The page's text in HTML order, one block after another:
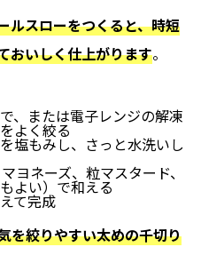
ルスローをつくると、時短
おいしく仕上がります。
、または電子レンジの解凍
よく絞る
塩もみし、さっと水洗いし
ヨネーズ、粒マスタード、
よい）で和える
て完成
を絞りやすい太めの千切り